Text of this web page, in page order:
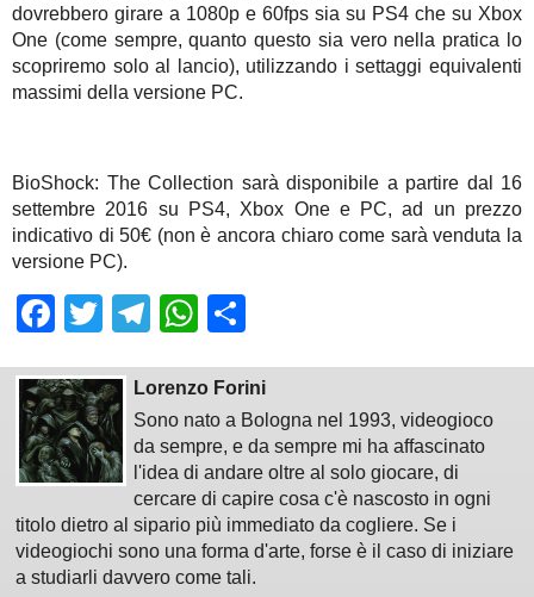
dovrebbero girare a 1080p e 60fps sia su PS4 che su Xbox
One (come sempre, quanto questo sia vero nella pratica lo
scopriremo solo al lancio), utilizzando i settaggi equivalenti
massimi della versione PC.
BioShock: The Collection sarà disponibile a partire dal 16
settembre 2016 su PS4, Xbox One e PC, ad un prezzo
indicativo di 50€ (non è ancora chiaro come sarà venduta la
versione PC).
Facebook
TwitterTelegram
WhatsApp
Lorenzo Forini
Sono nato a Bologna nel 1993, videogioco
da sempre, e da sempre mi ha affascinato
l'idea di andare oltre al solo giocare, di
cercare di capire cosa c'è nascosto in ogni
titolo dietro al sipario più immediato da cogliere. Se i
videogiochi sono una forma d'arte, forse è il caso di iniziare
a studiarli davvero come tali.